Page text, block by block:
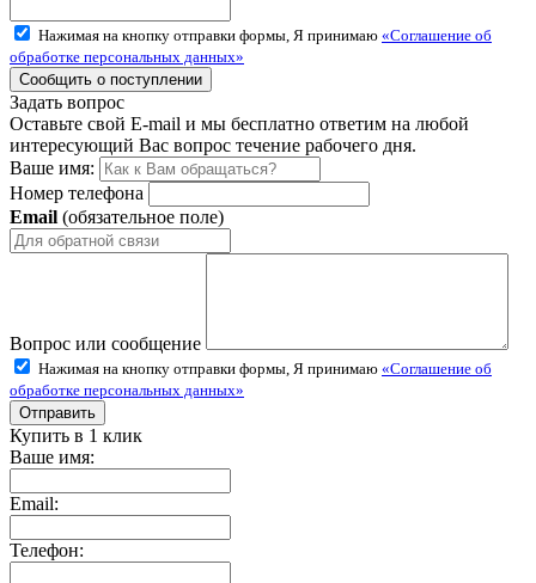
Нажимая на кнопку отправки формы, Я принимаю «Соглашение об
обработке персональных данных»
Задать вопрос
Оставьте свой E-mail и мы бесплатно ответим на любой
интересующий Вас вопрос течение рабочего дня.
Ваше имя:
Номер телефона
Email (обязательное поле)
Вопрос или сообщение
Нажимая на кнопку отправки формы, Я принимаю «Соглашение об
обработке персональных данных»
Купить в 1 клик
Ваше имя:
Email:
Телефон: